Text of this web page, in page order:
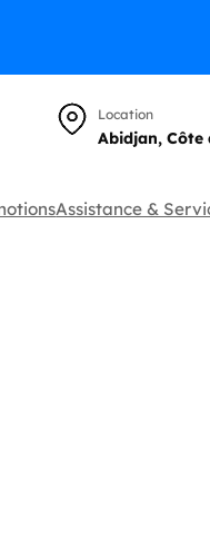
Location
Abidjan, Côte
Assistance &